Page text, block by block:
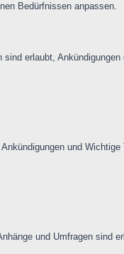
Bedürfnissen anpassen.
erlaubt,
und
und Umfragen sind